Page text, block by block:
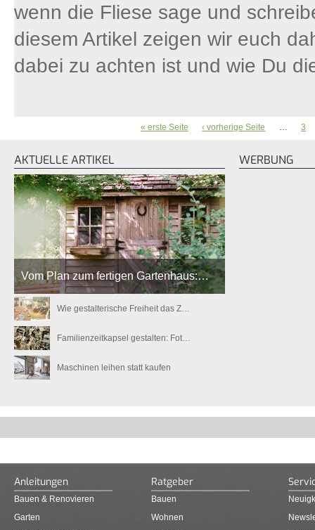
wenn die Fliese sage und
diesem Artikel zeigen wir euch
dabei zu achten ist und wie Du
« erste Seite ‹ vorherige Seite 3
AKTUELLE ARTIKEL
Vom Plan zum fertigen Gartenhaus:…
Wie gestalterische Freiheit das Z…
Familienzeitkapsel gestalten: Fot…
Maschinen leihen statt kaufen
WERBUNG
Anleitungen
Bauen & Renovieren
Garten
Ratgeber
Bauen
Wohnen